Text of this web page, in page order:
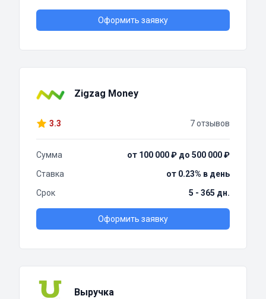
Оформить заявку
Zigzag Money
3.3 7 отзывов
Сумма
от 100 000 ₽ до 500 000 ₽
Ставка
от 0.23% в день
Срок
5 - 365 дн.
Оформить заявку
Выручка